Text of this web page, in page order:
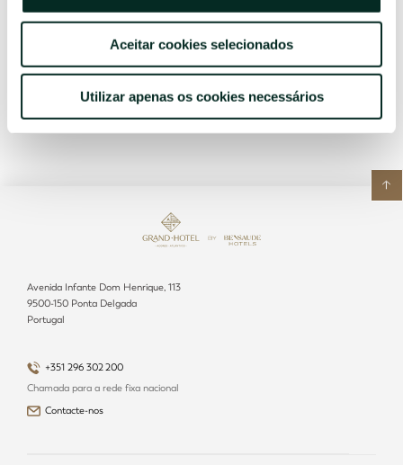
Aceitar cookies selecionados
Utilizar apenas os cookies necessários
Avenida Infante Dom Henrique, 113
9500-150 Ponta Delgada
Portugal
+351 296 302 200
Chamada para a rede fixa nacional
Contacte-nos